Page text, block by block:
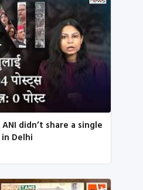
didn’t share a single
Delhi